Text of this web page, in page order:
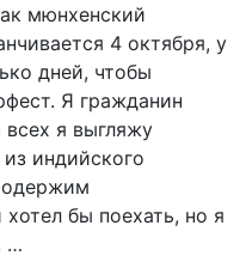
мюнхенский
4 октября, у
дней, чтобы
Я гражданин
я выгляжу
индийского
одержим
бы поехать, но я
…